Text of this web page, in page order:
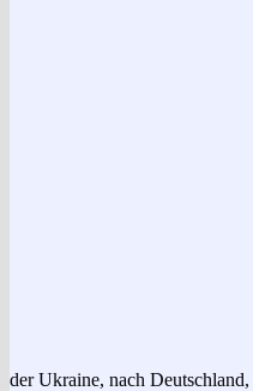
der Ukraine, nach